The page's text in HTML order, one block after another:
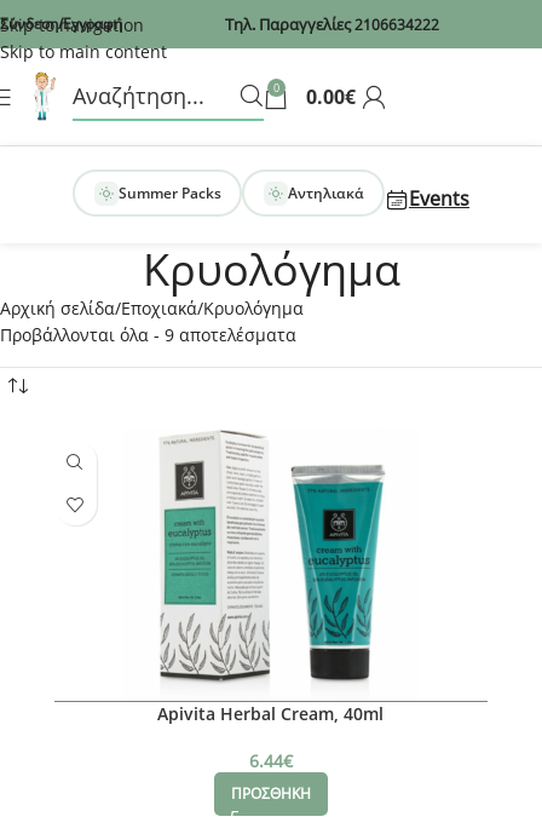
Recaptcha
Skip to navigation
Skip to main content
Σύνδεση/Εγγραφή Τηλ. Παραγγελίες2106634222
0 0.00€
Summer Packs Αντηλιακά Events
Κρυολόγημα
Αρχική σελίδα Εποχιακά Κρυολόγημα
Προβάλλονται όλα - 9 αποτελέσματα
Apivita Herbal Cream, 40ml
6.44€
ΠΡΟΣΘΗΚΗ